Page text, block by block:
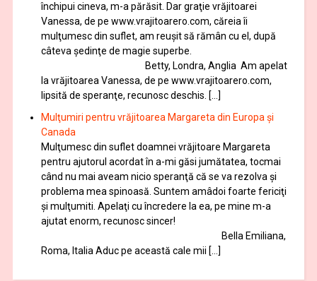
închipui cineva, m-a părăsit. Dar graţie vrăjitoarei
Vanessa, de pe www.vrajitoarero.com, căreia îi
mulţumesc din suflet, am reuşit să rămân cu el, după
câteva şedinţe de magie superbe.
Betty, Londra, Anglia Am apelat
la vrăjitoarea Vanessa, de pe www.vrajitoarero.com,
lipsită de speranţe, recunosc deschis. […]
Mulţumiri pentru vrăjitoarea Margareta din Europa și
Canada
Mulţumesc din suflet doamnei vrăjitoare Margareta
pentru ajutorul acordat în a-mi găsi jumătatea, tocmai
când nu mai aveam nicio speranţă că se va rezolva şi
problema mea spinoasă. Suntem amâdoi foarte fericiţi
şi mulţumiti. Apelaţi cu încredere la ea, pe mine m-a
ajutat enorm, recunosc sincer!
Bella Emiliana,
Roma, Italia Aduc pe această cale mii […]